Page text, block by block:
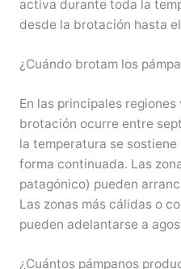
activa durante toda la
desde la brotación hasta
¿Cuándo brotam los
En las principales
brotación ocurre entre
la temperatura se sostiene
forma continuada. Las
patagónico) pueden
Las zonas más cálidas o
pueden adelantarse a
¿Cuántos pámpanos